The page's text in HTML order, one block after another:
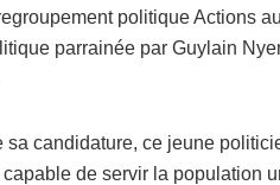
politique Actions
parrainée par Guylain
sa candidature, ce jeune
de servir la population